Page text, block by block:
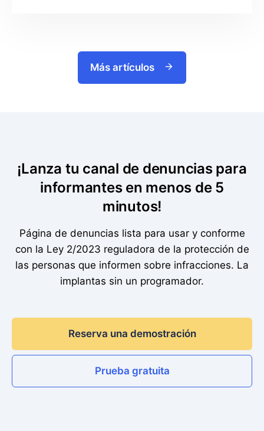
Más artículos
¡Lanza tu canal de denuncias para
informantes en menos de 5
minutos!
Página de denuncias lista para usar y conforme
con la Ley 2/2023 reguladora de la protección de
las personas que informen sobre infracciones. La
implantas sin un programador.
Reserva una demostración
Prueba gratuita